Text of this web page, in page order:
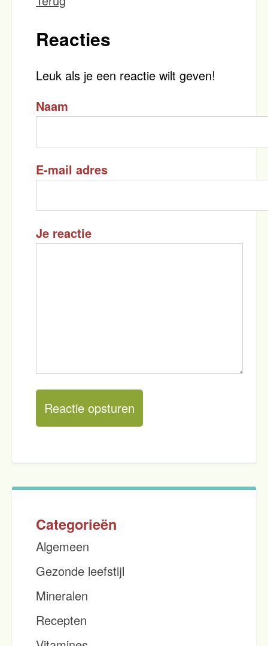
Reacties
Leuk als je een reactie wilt geven!
Naam
E-mail adres
Je reactie
Categorieën
Algemeen
Gezonde leefstijl
Mineralen
Recepten